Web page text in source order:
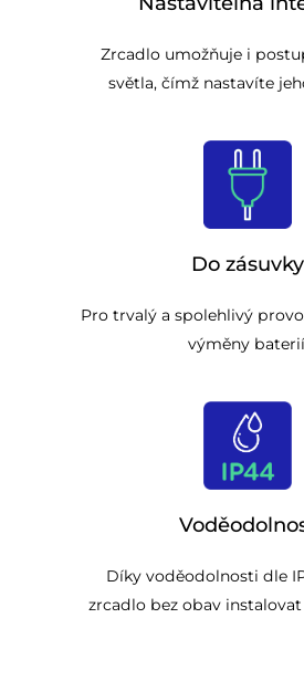
Zrcadlo umožňuje i
světla, čímž nastavíte
Do zásuvky
Pro trvalý a spolehlivý
výměny
Díky voděodolnosti dle
zrcadlo bez obav